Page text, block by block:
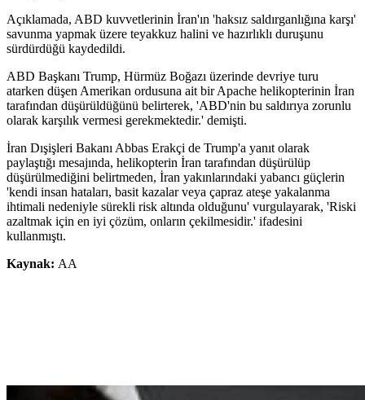
Açıklamada, ABD kuvvetlerinin İran'ın 'haksız saldırganlığına karşı'
savunma yapmak üzere teyakkuz halini ve hazırlıklı duruşunu
sürdürdüğü kaydedildi.
ABD Başkanı Trump, Hürmüz Boğazı üzerinde devriye turu
atarken düşen Amerikan ordusuna ait bir Apache helikopterinin İran
tarafından düşürüldüğünü belirterek, 'ABD'nin bu saldırıya zorunlu
olarak karşılık vermesi gerekmektedir.' demişti.
İran Dışişleri Bakanı Abbas Erakçi de Trump'a yanıt olarak
paylaştığı mesajında, helikopterin İran tarafından düşürülüp
düşürülmediğini belirtmeden, İran yakınlarındaki yabancı güçlerin
'kendi insan hataları, basit kazalar veya çapraz ateşe yakalanma
ihtimali nedeniyle sürekli risk altında olduğunu' vurgulayarak, 'Riski
azaltmak için en iyi çözüm, onların çekilmesidir.' ifadesini
kullanmıştı.
Kaynak: AA